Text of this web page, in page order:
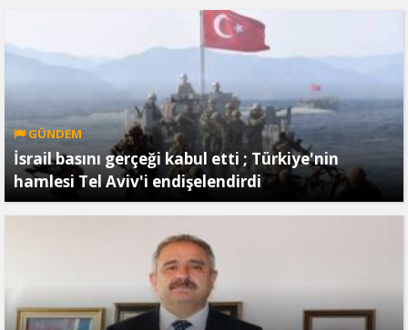
GÜNDEM
İsrail basını gerçeği kabul etti ; Türkiye'nin
hamlesi Tel Aviv'i endişelendirdi